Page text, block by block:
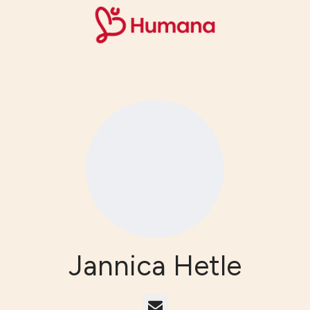
Jannica Hetle
E-post